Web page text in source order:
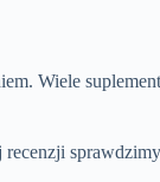
Wiele
recenzji